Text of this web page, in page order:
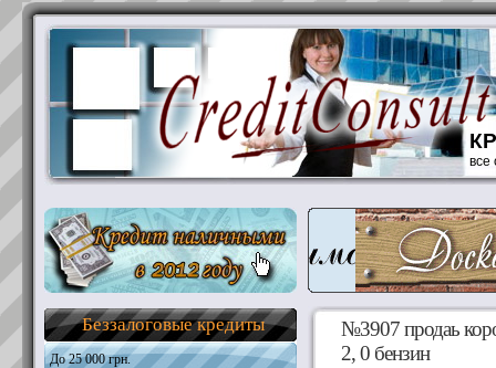
все
Беззалоговые кредиты
До 25 000 грн.
№3907 продаь
2, 0 бензин